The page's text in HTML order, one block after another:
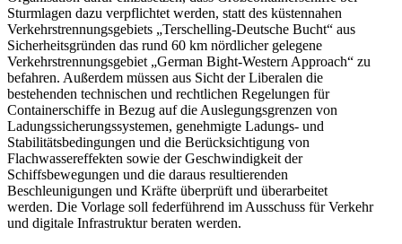
Sturmlagen dazu verpflichtet werden, statt des küstennahen
Verkehrstrennungsgebiets „Terschelling-Deutsche Bucht“ aus
Sicherheitsgründen das rund 60 km nördlicher gelegene
Verkehrstrennungsgebiet „German Bight-Western Approach“ zu
befahren. Außerdem müssen aus Sicht der Liberalen die
bestehenden technischen und rechtlichen Regelungen für
Containerschiffe in Bezug auf die Auslegungsgrenzen von
Ladungssicherungssystemen, genehmigte Ladungs- und
Stabilitätsbedingungen und die Berücksichtigung von
Flachwassereffekten sowie der Geschwindigkeit der
Schiffsbewegungen und die daraus resultierenden
Beschleunigungen und Kräfte überprüft und überarbeitet
werden. Die Vorlage soll federführend im Ausschuss für Verkehr
und digitale Infrastruktur beraten werden.